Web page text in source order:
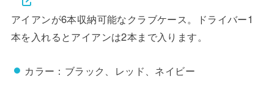
アイアンが6本収納可能なクラブケース。ドライバー1
本を入れるとアイアンは2本まで入ります。
カラー：ブラック、レッド、ネイビー